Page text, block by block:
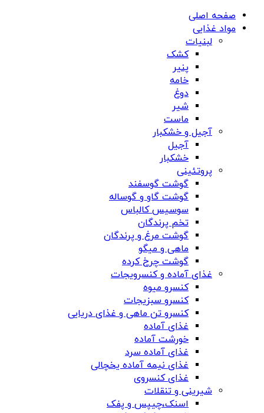
صفحه اصلی
مواد غذایی
لبنیات
کشک
پنیر
خامه
دوغ
شیر
ماست
آجیل و خشکبار
آجیل
خشکبار
پروتئینی
گوشت گوسفند
گوشت گاو و گوساله
سوسیس کالباس
تخم پرندگان
گوشت مرغ و پرندگان
ماهی و میگو
گوشت چرخ کرده
غذای آماده و کنسرویجات
کنسرو میوه
کنسرو سبزیجات
کنسرو تن ماهی و غذای دریایی
غذای آماده
خورشت آماده
غذای آماده سرد
غذای نیمه آماده یخچالی
غذای کنسروی
شیرینی و تنقلات
اسنک،چیپس و پفک